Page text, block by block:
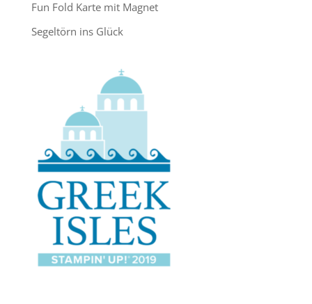
Fun Fold Karte mit Magnet
Segeltörn ins Glück